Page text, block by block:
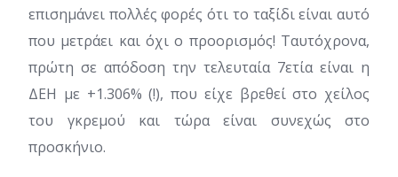
επισημάνει πολλές φορές ότι το ταξίδι είναι αυτό
που μετράει και όχι ο προορισμός! Ταυτόχρονα,
πρώτη σε απόδοση την τελευταία 7ετία είναι η
ΔΕΗ με +1.306% (!), που είχε βρεθεί στο χείλος
του γκρεμού και τώρα είναι συνεχώς στο
προσκήνιο.